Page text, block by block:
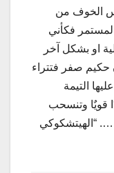
الخوف من
فكأني
او بشكل آخر
حكيم صفر فتتراء
التيمة
قويٌا وتنسحب
“الهيتشكوكي